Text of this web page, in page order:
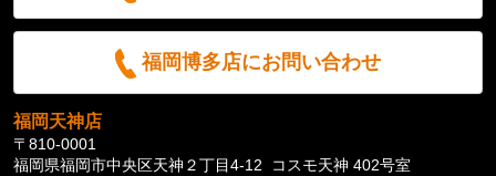
福岡博多店にお問い合わせ
福岡天神店
〒810-0001
福岡県福岡市中央区天神２丁目4-12 コスモ天神 402号室